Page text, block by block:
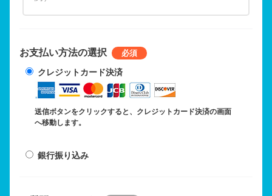
お支払い方法の選択
クレジットカード決済
送信ボタンをクリックすると、クレジットカード決済の画面
へ移動します。
銀行振り込み